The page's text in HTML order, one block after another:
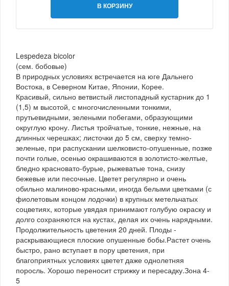
В КОРЗИНУ
Lespedeza bicolor
(сем. бобовые)
В природных условиях встречается на юге Дальнего
Востока, в Северном Китае, Японии, Корее.
Красивый, сильно ветвистый листопадный кустарник до 1
(1,5) м высотой, с многочисленными тонкими,
прутьевидными, зелеными побегами, образующими
округлую крону. Листья тройчатые, тонкие, нежные, на
длинных черешках; листочки до 5 см, сверху темно-
зеленые, при распускании шелковисто-опушенные, позже
почти голые, осенью окрашиваются в золотисто-желтые,
бледно красновато-бурые, рыжеватые тона, снизу
бежевые или песочные. Цветет регулярно и очень
обильно малиново-красными, иногда белыми цветками (с
фиолетовым концом лодочки) в крупных метельчатых
соцветиях, которые увядая принимают голубую окраску и
долго сохраняются на кустах, делая их очень нарядными.
Продолжительность цветения 20 дней. Плоды -
раскрывающиеся плоские опушенные бобы.Растет очень
быстро, рано вступает в пору цветения, при
благоприятных условиях цветет даже однолетняя
поросль. Хорошо переносит стрижку и пересадку.Зона 4-
5